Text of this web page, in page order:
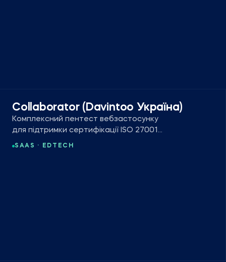
Collaborator (Davintoo Україна)
Комплексний пентест вебзастосунку
для підтримки сертифікації ISO 27001
корпоративної LMS-платформи.
SAAS · EDTECH